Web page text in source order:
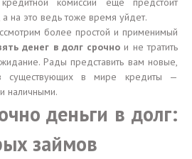
а на это ведь тоже время уйдет.
более простой и применимый
денег в долг срочно и не тратить
Рады представить вам новые,
существующих в мире кредиты —
наличными.
деньги в долг:
займов